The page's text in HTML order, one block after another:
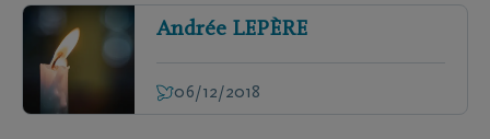
Andrée LEPÈRE
06/12/2018